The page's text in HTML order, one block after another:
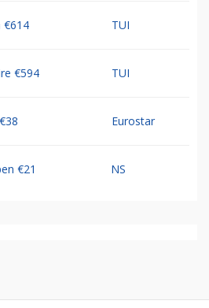
€614 TUI
€594 TUI
Eurostar
€21 NS